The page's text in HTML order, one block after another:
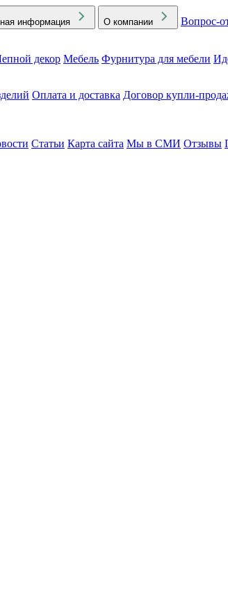
информация О компании Вопрос-
декор Мебель Фурнитура для мебели
Оплата и доставка Договор купли-
Статьи Карта сайта Мы в СМИ Отзывы